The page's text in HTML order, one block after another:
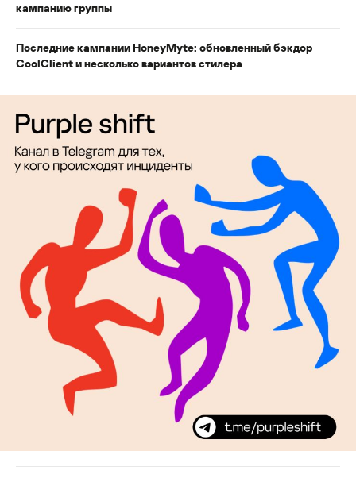
кампанию группы
Последние кампании HoneyMyte: обновленный бэкдор
CoolClient и несколько вариантов стилера